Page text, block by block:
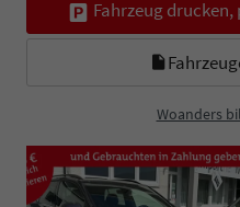
Fahrzeug
Woanders